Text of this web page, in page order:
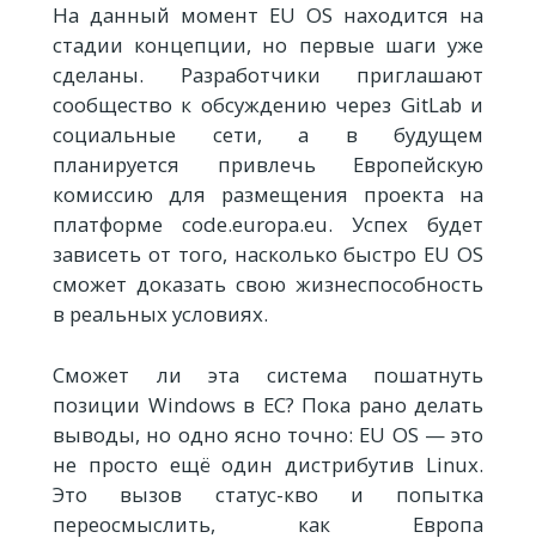
На данный момент EU OS находится на
стадии концепции, но первые шаги уже
сделаны. Разработчики приглашают
сообщество к обсуждению через GitLab и
социальные сети, а в будущем
планируется привлечь Европейскую
комиссию для размещения проекта на
платформе code.europa.eu. Успех будет
зависеть от того, насколько быстро EU OS
сможет доказать свою жизнеспособность
в реальных условиях.
Сможет ли эта система пошатнуть
позиции Windows в ЕС? Пока рано делать
выводы, но одно ясно точно: EU OS — это
не просто ещё один дистрибутив Linux.
Это вызов статус-кво и попытка
переосмыслить, как Европа